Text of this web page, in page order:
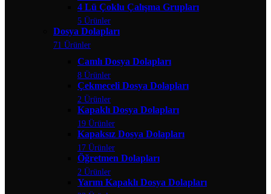
4 Lü Çoklu Çalışma Grupları
5 Ürünler
Dosya Dolapları
71 Ürünler
Camlı Dosya Dolapları
8 Ürünler
Çekmeceli Dosya Dolapları
2 Ürünler
Kapaklı Dosya Dolapları
19 Ürünler
Kapaksız Dosya Dolapları
17 Ürünler
Öğretmen Dolapları
2 Ürünler
Yarım Kapaklı Dosya Dolapları